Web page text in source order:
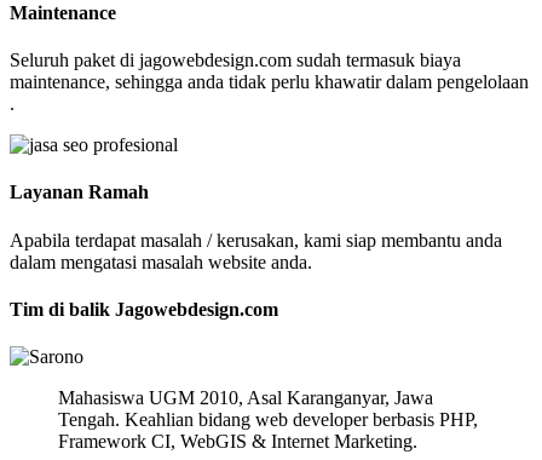
Maintenance
Seluruh paket di jagowebdesign.com sudah termasuk biaya
maintenance, sehingga anda tidak perlu khawatir dalam pengelolaan
.
Layanan Ramah
Apabila terdapat masalah / kerusakan, kami siap membantu anda
dalam mengatasi masalah website anda.
Tim di balik Jagowebdesign.com
Mahasiswa UGM 2010, Asal Karanganyar, Jawa
Tengah. Keahlian bidang web developer berbasis PHP,
Framework CI, WebGIS & Internet Marketing.